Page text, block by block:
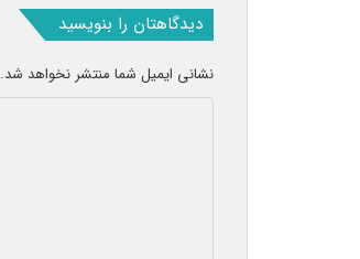
دیدگاهتان را بنویسید
نشانی ایمیل شما منتشر نخواهد شد.